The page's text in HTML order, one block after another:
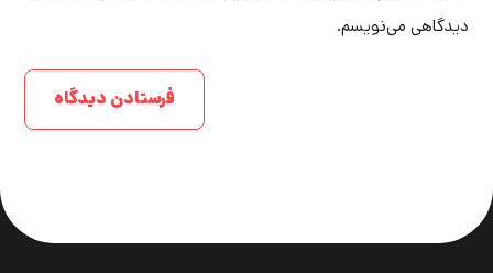
دیدگاهی می‌نویسم.